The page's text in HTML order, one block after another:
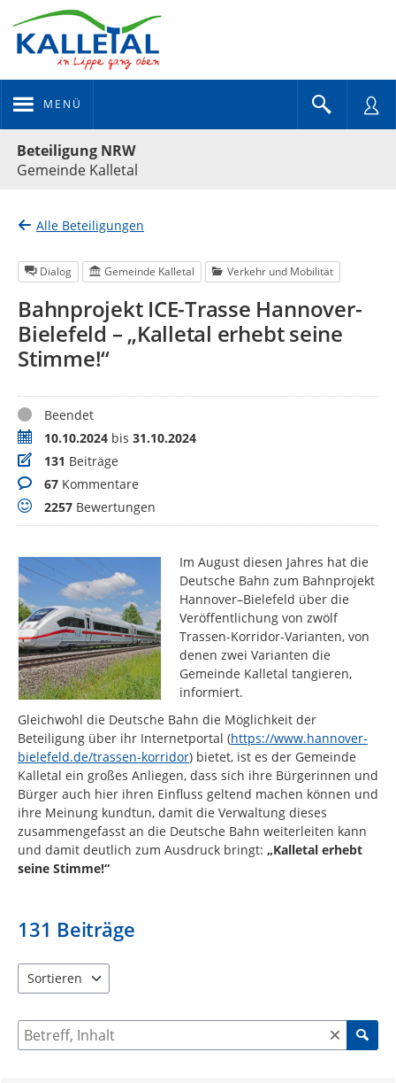
MENÜ
Beteiligung NRW
Gemeinde Kalletal
Alle Beteiligungen
Dialog Gemeinde Kalletal Verkehr und Mobilität
Bahnprojekt ICE-Trasse Hannover-
Bielefeld – „Kalletal erhebt seine
Stimme!“
StatusBeendet
Zeitraum10.10.2024 bis 31.10.2024
Beiträge
131 Beiträge
Kommentare
67 Kommentare
Bewertungen
2257 Bewertungen
Im August diesen Jahres hat die
Deutsche Bahn zum Bahnprojekt
Hannover–Bielefeld über die
Veröffentlichung von zwölf
Trassen-Korridor-Varianten, von
denen zwei Varianten die
Gemeinde Kalletal tangieren,
informiert.
Gleichwohl die Deutsche Bahn die Möglichkeit der
Beteiligung über ihr Internetportal (https://www.hannover-
bielefeld.de/trassen-korridor) bietet, ist es der Gemeinde
Kalletal ein großes Anliegen, dass sich ihre Bürgerinnen und
Bürger auch hier ihren Einfluss geltend machen können und
ihre Meinung kundtun, damit die Verwaltung dieses
zusammengefasst an die Deutsche Bahn weiterleiten kann
und damit deutlich zum Ausdruck bringt: „Kalletal erhebt
seine Stimme!“
131 Beiträge
Sortieren
Suche nach Beiträgen und Kommentaren